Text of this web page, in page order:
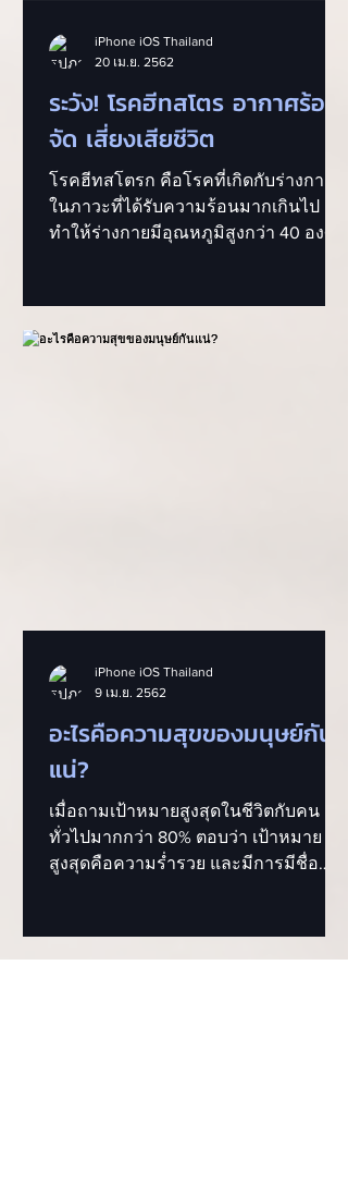
ระวัง! โรคฮีทสโตร อากาศร้อน
จัด เสี่ยงเสียชีวิต
โรคฮีทสโตรก คือโรคที่เกิดกับร่างกาย
ในภาวะที่ได้รับความร้อนมากเกินไป
ทำให้ร่างกายมีอุณหภูมิสูงกว่า 40 องศา
iPhone iOS Thailand
20 เม.ย. 2562
อะไรคือความสุขของมนุษย์กัน
แน่?
เมื่อถามเป้าหมายสูงสุดในชีวิตกับคน
ทั่วไปมากกว่า 80% ตอบว่า เป้าหมาย
สูงสุดคือความร่ำรวย และมีการมีชื่อ
iPhone iOS Thailand
9 เม.ย. 2562